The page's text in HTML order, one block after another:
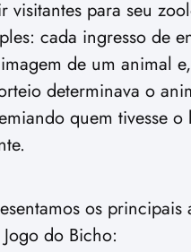
visitantes para seu
cada ingresso de
de um animal
determinava o
quem tivesse o
os principais
do Bicho: